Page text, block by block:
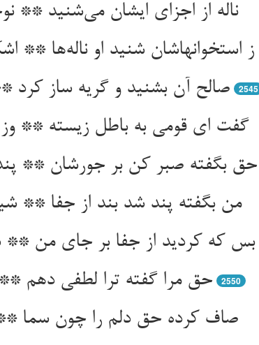
ناله از اجزای ایشان می‌‌شنید **
ز استخوانهاشان شنید او ناله‌‌ها **
صالح آن بشنید و گریه ساز کرد
2545
گفت ای قومی به باطل زیسته ** وز شما من پیش حق بگریسته‌‌
من بگفته پند شد بند از جفا **
حق مرا گفته ترا لطفی دهم ** بر سر آن زخمها مرهم نهم‌‌
2550
صاف کرده حق دلم را چون سما **